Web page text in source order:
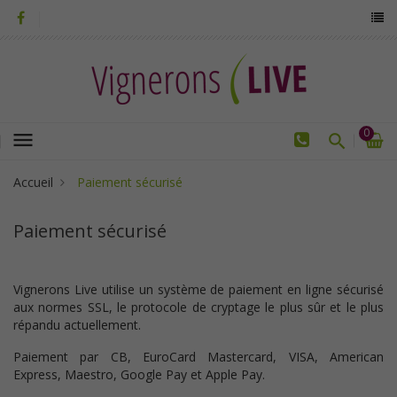
menu 0
Accueil Paiement sécurisé
Paiement sécurisé
Vignerons Live utilise un système de paiement en ligne sécurisé
aux normes SSL, le protocole de cryptage le plus sûr et le plus
répandu actuellement.
Paiement par CB, EuroCard Mastercard, VISA, American
Express, Maestro, Google Pay et Apple Pay.